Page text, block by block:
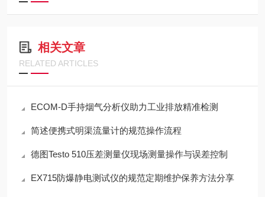
相关文章
RELATED ARTICLES
ECOM-D手持烟气分析仪助力工业排放精准检测
简述便携式明渠流量计的规范操作流程
德图Testo 510压差测量仪现场测量操作与误差控制
EX715防爆静电测试仪的规范定期维护保养方法分享